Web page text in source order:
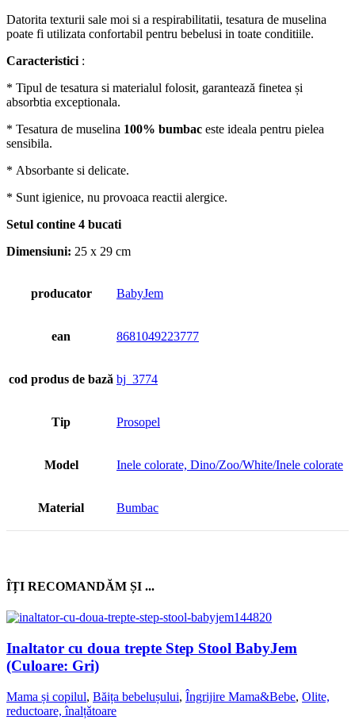
Datorita texturii sale moi si a respirabilitatii, tesatura de muselina
poate fi utilizata confortabil pentru bebelusi in toate conditiile.
Caracteristici :
* Tipul de tesatura si materialul folosit, garantează finetea și
absorbtia exceptionala.
* Tesatura de muselina 100% bumbac este ideala pentru pielea
sensibila.
* Absorbante si delicate.
* Sunt igienice, nu provoaca reactii alergice.
Setul contine 4 bucati
Dimensiuni: 25 x 29 cm
producator BabyJem
ean 8681049223777
cod produs de bază bj_3774
Tip Prosopel
Model Inele colorate, Dino/Zoo/White/Inele colorate
Material Bumbac
ÎȚI RECOMANDĂM ȘI ...
Inaltator cu doua trepte Step Stool BabyJem
(Culoare: Gri)
Mama și copilul, Băița bebelușului, Îngrijire Mama&Bebe, Olite,
reductoare, înalțǎtoare